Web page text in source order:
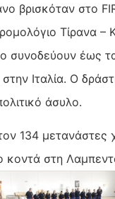
βρισκόταν στο
Τίρανα –
συνοδεύουν έως
Ιταλία. Ο
άσυλο.
134 μετανάστες
κοντά στη